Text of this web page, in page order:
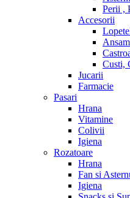
Perii ,
Accesorii
Custi,
Jucarii
Farmacie
Pasari
Hrana
Vitamine
Colivii
Igiena
Rozatoare
Hrana
Fan si
Igiena